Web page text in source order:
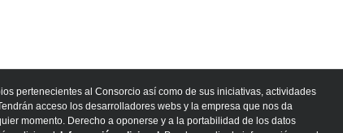
pertenecientes al Consorcio así como de sus iniciativas, actividades
acceso los desarrolladores webs y la empresa que nos da
momento. Derecho a oponerse y a la portabilidad de los datos